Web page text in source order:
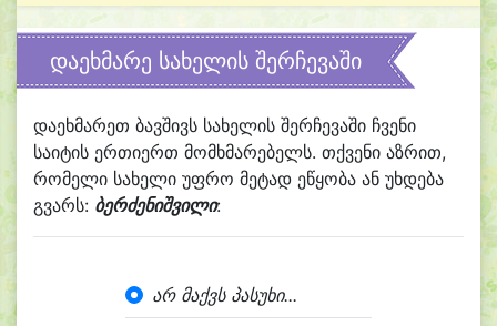
დაეხმარე სახელის შერჩევაში
დაეხმარეთ ბავშივს სახელის შერჩევაში ჩვენი
საიტის ერთიერთ მომხმარებელს. თქვენი აზრით,
რომელი სახელი უფრო მეტად ეწყობა ან უხდება
გვარს: ბერძენიშვილი:
არ მაქვს პასუხი...